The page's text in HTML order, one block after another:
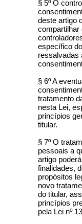
§ 5º O
deste artigo
compartilhar
específico
ressalvadas
§ 6º A
tratamento
nesta Lei,
princípios
titular.
§ 7º O
pessoais a
artigo
finalidades,
propósitos
novo
do titular,
princípios
pela Lei nº